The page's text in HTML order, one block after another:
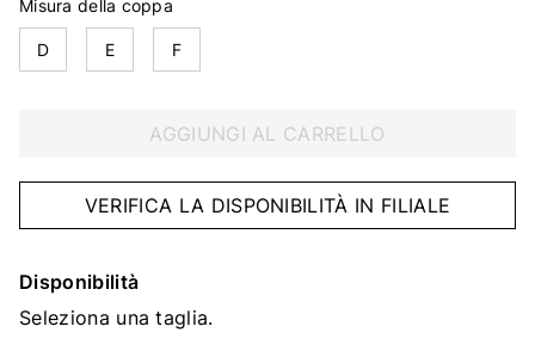
Misura della coppa
D E F
AGGIUNGI AL CARRELLO
VERIFICA LA DISPONIBILITÀ IN FILIALE
Disponibilità
Seleziona una taglia.